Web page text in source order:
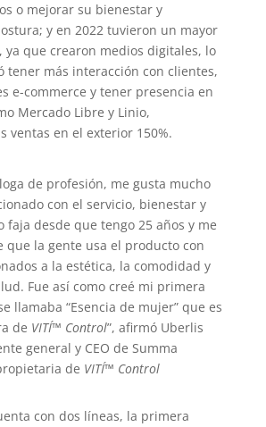
o mejorar su bienestar y
y en 2022 tuvieron un mayor
ya que crearon medios digitales, lo
tener más interacción con clientes,
e-commerce y tener presencia en
Mercado Libre y Linio,
ventas en el exterior 150%.
de profesión, me gusta mucho
con el servicio, bienestar y
faja desde que tengo 25 años y me
que la gente usa el producto con
a la estética, la comodidad y
Fue así como creé mi primera
llamaba “Esencia de mujer” que es
de VITÍ™️ Control”, afirmó Uberlis
general y CEO de Summa
de VITÍ™️ Control
con dos líneas, la primera